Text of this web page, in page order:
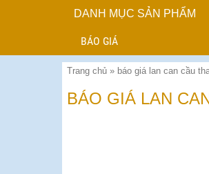
DANH MỤC SẢN PHẨM
BÁO GIÁ
Trang chủ » báo giá lan can cầu
BÁO GIÁ LAN